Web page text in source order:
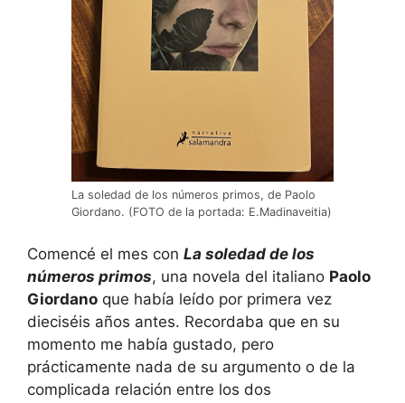
La soledad de los números primos, de Paolo
Giordano. (FOTO de la portada: E.Madinaveitia)
Comencé el mes con La soledad de los
números primos, una novela del italiano Paolo
Giordano que había leído por primera vez
dieciséis años antes. Recordaba que en su
momento me había gustado, pero
prácticamente nada de su argumento o de la
complicada relación entre los dos